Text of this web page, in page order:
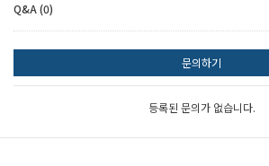
Q&A (0)
문의하기
등록된 문의가 없습니다.